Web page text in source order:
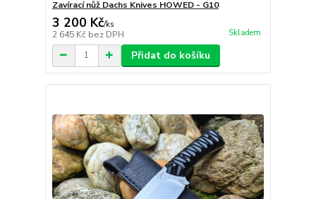
Zavírací nůž Dachs Knives HOWED - G10
3 200 Kč/ks
2 645 Kč bez DPH Skladem
Přidat do košíku